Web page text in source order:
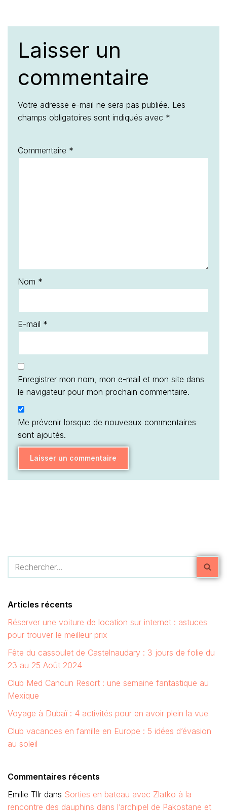
Laisser un
commentaire
Votre adresse e-mail ne sera pas publiée. Les
champs obligatoires sont indiqués avec *
Commentaire *
Nom *
E-mail *
Enregistrer mon nom, mon e-mail et mon site dans
le navigateur pour mon prochain commentaire.
Me prévenir lorsque de nouveaux commentaires
sont ajoutés.
Articles récents
Réserver une voiture de location sur internet : astuces
pour trouver le meilleur prix
Fête du cassoulet de Castelnaudary : 3 jours de folie du
23 au 25 Août 2024
Club Med Cancun Resort : une semaine fantastique au
Mexique
Voyage à Dubaï : 4 activités pour en avoir plein la vue
Club vacances en famille en Europe : 5 idées d’évasion
au soleil
Commentaires récents
Emilie Tllr dans Sorties en bateau avec Zlatko à la
rencontre des dauphins dans l’archipel de Pakostane et